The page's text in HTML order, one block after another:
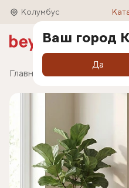
Колумбус
Акции
Главная
Ваш город
Да